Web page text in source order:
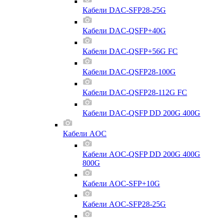
Кабели DAC-SFP28-25G
Кабели DAC-QSFP+40G
Кабели DAC-QSFP+56G FC
Кабели DAC-QSFP28-100G
Кабели DAC-QSFP28-112G FC
Кабели DAC-QSFP DD 200G 400G
Кабели AOC
Кабели AOC-QSFP DD 200G 400G
800G
Кабели AOC-SFP+10G
Кабели AOC-SFP28-25G